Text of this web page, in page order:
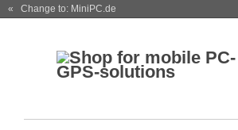
« Change to: MiniPC.de